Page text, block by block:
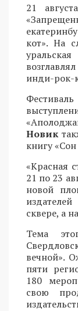
21
кот». На
инди-рок-
Новик
книгу
«Красная
21 по 23
новой
сквере, а
Тема
вечной».
пяти
180
свою